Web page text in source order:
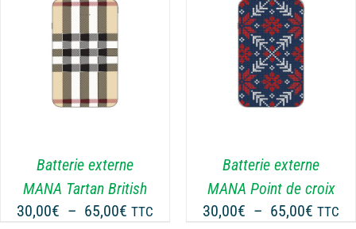
Batterie externe
MANA Tartan British
30,00€ – 65,00€ Plage
TTC
DÉTAILS
Batterie externe
MANA Point de croix
30,00€ – 65,00€ Plage
TTC